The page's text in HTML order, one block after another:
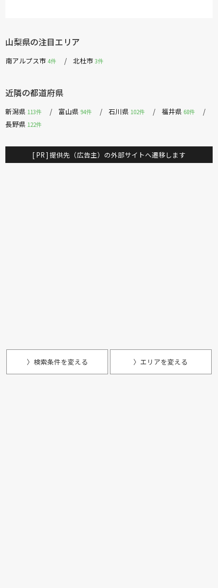
山梨県の注目エリア
南アルプス市4件 北杜市3件
近隣の都道府県
新潟県 113件 富山県 94件 石川県 102件 福井県 68件
長野県 122件
[ PR ] 提供先（広告主）の外部サイトへ遷移します
〉検索条件を変える 〉エリアを変える